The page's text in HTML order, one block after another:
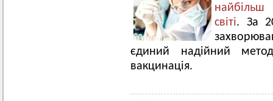
найбільш
світі. За
єдиний надійний
вакцинація.